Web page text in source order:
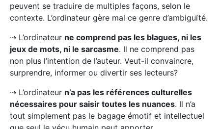
peuvent se traduire de multiples façons, selon le
contexte. L’ordinateur gère mal ce genre d’ambiguïté.
⇢ L’ordinateur ne comprend pas les blagues, ni les
jeux de mots, ni le sarcasme. Il ne comprend pas
non plus l’intention de l’auteur. Veut-il convaincre,
surprendre, informer ou divertir ses lecteurs?
⇢ L’ordinateur n’a pas les références culturelles
nécessaires pour saisir toutes les nuances. Il n’a
tout simplement pas le bagage émotif et intellectuel